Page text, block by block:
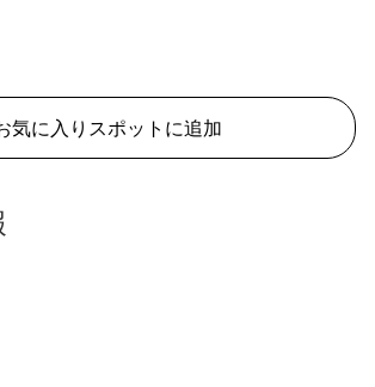
気に入りスポットに追加